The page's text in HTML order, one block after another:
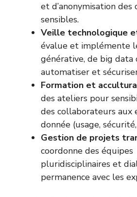
et d’anonymisation des
sensibles.
Veille technologique
évalue et implémente
générative, de big data
automatiser et
Formation et
des ateliers pour
des collaborateurs aux
donnée (usage,
Gestion de projets
coordonne des équipes
pluridisciplinaires et
permanence avec les